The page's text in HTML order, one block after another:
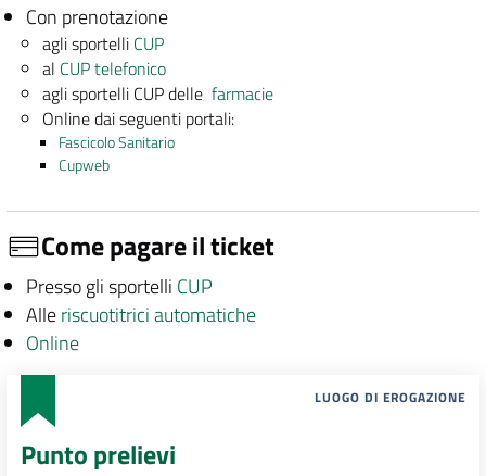
Con prenotazione
agli sportelli CUP
al CUP telefonico
agli sportelli CUP dellefarmacie
Online dai seguenti portali:
Fascicolo Sanitario
Cupweb
Come pagare il ticket
Presso gli sportelli CUP
Alleriscuotitrici automatiche
Online
LUOGO DI EROGAZIONE
Punto prelievi